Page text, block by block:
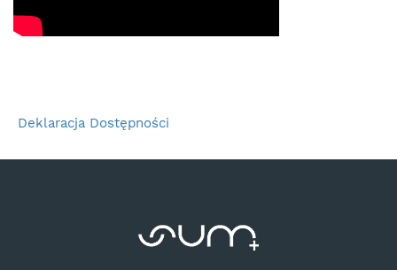
Deklaracja Dostępności